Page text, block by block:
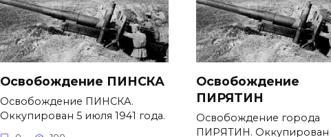
Освобождение ПИНСКА
Освобождение ПИНСКА.
Оккупирован 5 июля 1941 года.
Освобождение
ПИРЯТИН
Освобождение города
ПИРЯТИН. Оккупирован